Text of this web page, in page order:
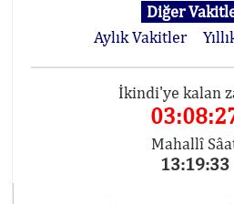
Diğer
Aylık Vakitler
İkindi'ye kalan
Mahallî
13:19:33